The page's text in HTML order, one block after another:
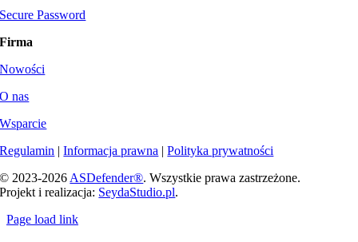
Secure Password
Firma
Nowości
O nas
Wsparcie
Regulamin |Informacja prawna |Polityka prywatności
© 2023-2026ASDefender®. Wszystkie prawa zastrzeżone.
Projekt i realizacja: SeydaStudio.pl.
Page load link